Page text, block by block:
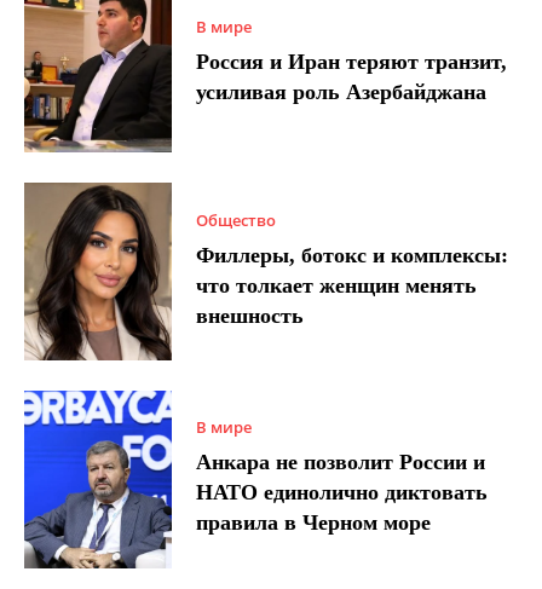
В мире
Россия и Иран теряют транзит,
усиливая роль Азербайджана
Общество
Филлеры, ботокс и комплексы:
что толкает женщин менять
внешность
В мире
Анкара не позволит России и
НАТО единолично диктовать
правила в Черном море